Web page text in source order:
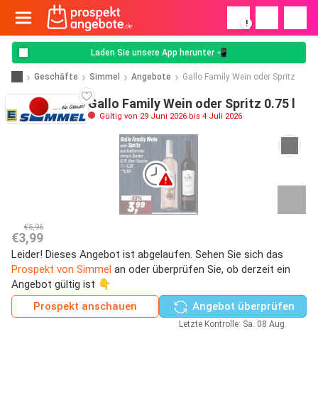
!
Laden Sie unsere App herunter 📲
Geschäfte Simmel Angebote Gallo Family Wein oder Spritz
Gallo Family Wein oder Spritz 0.75 l
Gültig von 29 Juni 2026 bis 4 Juli 2026
€5,96
€3,99
Leider! Dieses Angebot ist abgelaufen. Sehen Sie sich das
Prospekt von Simmel an oder überprüfen Sie, ob derzeit ein
Angebot gültig ist 👇
Prospekt anschauen
Angebot überprüfen
Letzte Kontrolle: Sa. 08 Aug.